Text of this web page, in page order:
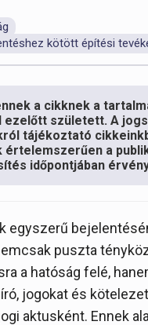
kötött építési
a cikknek a
ezelőtt született. A
tájékoztató
értelemszerűen a
időpontjában
egyszerű
puszta
a hatóság felé,
jogokat és
aktusként. Ennek